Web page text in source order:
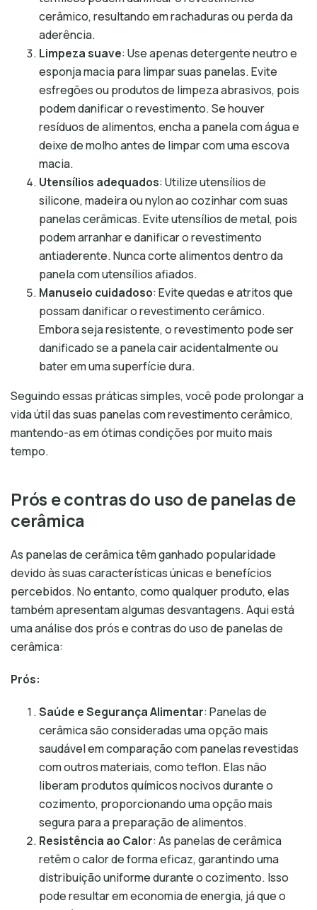
cerâmico, resultando em rachaduras ou perda da
aderência.
Limpeza suave: Use apenas detergente neutro e
esponja macia para limpar suas panelas. Evite
esfregões ou produtos de limpeza abrasivos, pois
podem danificar o revestimento. Se houver
resíduos de alimentos, encha a panela com água e
deixe de molho antes de limpar com uma escova
macia.
Utensílios adequados: Utilize utensílios de
silicone, madeira ou nylon ao cozinhar com suas
panelas cerâmicas. Evite utensílios de metal, pois
podem arranhar e danificar o revestimento
antiaderente. Nunca corte alimentos dentro da
panela com utensílios afiados.
Manuseio cuidadoso: Evite quedas e atritos que
possam danificar o revestimento cerâmico.
Embora seja resistente, o revestimento pode ser
danificado se a panela cair acidentalmente ou
bater em uma superfície dura.
Seguindo essas práticas simples, você pode prolongar a
vida útil das suas panelas com revestimento cerâmico,
mantendo-as em ótimas condições por muito mais
tempo.
Prós e contras do uso de panelas de
cerâmica
As panelas de cerâmica têm ganhado popularidade
devido às suas características únicas e benefícios
percebidos. No entanto, como qualquer produto, elas
também apresentam algumas desvantagens. Aqui está
uma análise dos prós e contras do uso de panelas de
cerâmica:
Prós:
Saúde e Segurança Alimentar: Panelas de
cerâmica são consideradas uma opção mais
saudável em comparação com panelas revestidas
com outros materiais, como teflon. Elas não
liberam produtos químicos nocivos durante o
cozimento, proporcionando uma opção mais
segura para a preparação de alimentos.
Resistência ao Calor: As panelas de cerâmica
retêm o calor de forma eficaz, garantindo uma
distribuição uniforme durante o cozimento. Isso
pode resultar em economia de energia, já que o